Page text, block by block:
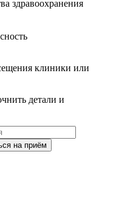
здравоохранения
клиники или
детали и
на приём